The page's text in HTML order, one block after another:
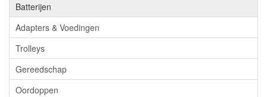
Batterijen
Adapters & Voedingen
Trolleys
Gereedschap
Oordoppen